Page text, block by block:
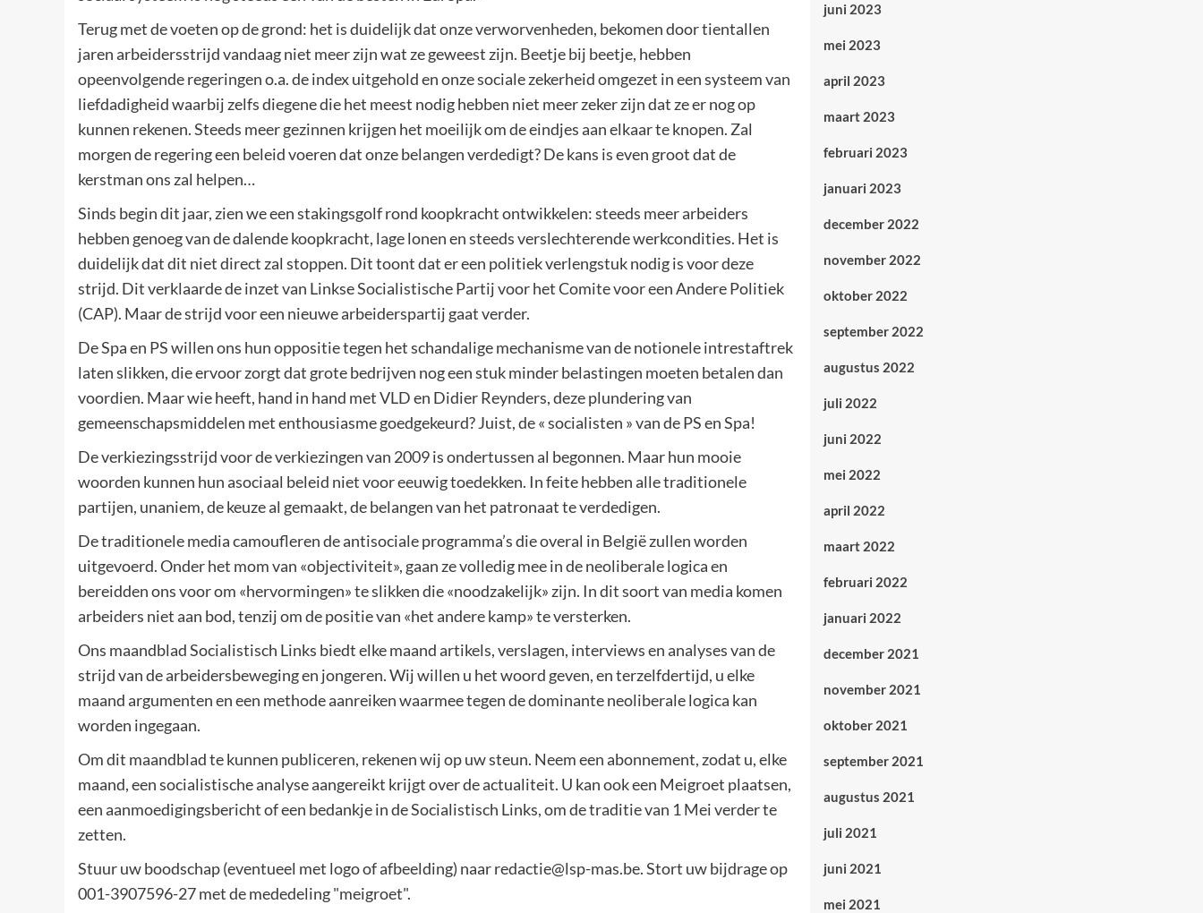
Terug met de voeten op de grond: het is duidelijk dat onze verworvenheden, bekomen door tientallen
jaren arbeidersstrijd vandaag niet meer zijn wat ze geweest zijn. Beetje bij beetje, hebben
opeenvolgende regeringen o.a. de index uitgehold en onze sociale zekerheid omgezet in een systeem van
liefdadigheid waarbij zelfs diegene die het meest nodig hebben niet meer zeker zijn dat ze er nog op
kunnen rekenen. Steeds meer gezinnen krijgen het moeilijk om de eindjes aan elkaar te knopen. Zal
morgen de regering een beleid voeren dat onze belangen verdedigt? De kans is even groot dat de
kerstman ons zal helpen…
Sinds begin dit jaar, zien we een stakingsgolf rond koopkracht ontwikkelen: steeds meer arbeiders
hebben genoeg van de dalende koopkracht, lage lonen en steeds verslechterende werkcondities. Het is
duidelijk dat dit niet direct zal stoppen. Dit toont dat er een politiek verlengstuk nodig is voor deze
strijd. Dit verklaarde de inzet van Linkse Socialistische Partij voor het Comite voor een Andere Politiek
(CAP). Maar de strijd voor een nieuwe arbeiderspartij gaat verder.
De Spa en PS willen ons hun oppositie tegen het schandalige mechanisme van de notionele intrestaftrek
laten slikken, die ervoor zorgt dat grote bedrijven nog een stuk minder belastingen moeten betalen dan
voordien. Maar wie heeft, hand in hand met VLD en Didier Reynders, deze plundering van
gemeenschapsmiddelen met enthousiasme goedgekeurd? Juist, de « socialisten » van de PS en Spa!
De verkiezingsstrijd voor de verkiezingen van 2009 is ondertussen al begonnen. Maar hun mooie
woorden kunnen hun asociaal beleid niet voor eeuwig toedekken. In feite hebben alle traditionele
partijen, unaniem, de keuze al gemaakt, de belangen van het patronaat te verdedigen.
De traditionele media camoufleren de antisociale programma’s die overal in België zullen worden
uitgevoerd. Onder het mom van «objectiviteit», gaan ze volledig mee in de neoliberale logica en
bereidden ons voor om «hervormingen» te slikken die «noodzakelijk» zijn. In dit soort van media komen
arbeiders niet aan bod, tenzij om de positie van «het andere kamp» te versterken.
Ons maandblad Socialistisch Links biedt elke maand artikels, verslagen, interviews en analyses van de
strijd van de arbeidersbeweging en jongeren. Wij willen u het woord geven, en terzelfdertijd, u elke
maand argumenten en een methode aanreiken waarmee tegen de dominante neoliberale logica kan
worden ingegaan.
Om dit maandblad te kunnen publiceren, rekenen wij op uw steun. Neem een abonnement, zodat u, elke
maand, een socialistische analyse aangereikt krijgt over de actualiteit. U kan ook een Meigroet plaatsen,
een aanmoedigingsbericht of een bedankje in de Socialistisch Links, om de traditie van 1 Mei verder te
zetten.
Stuur uw boodschap (eventueel met logo of afbeelding) naar redactie@lsp-mas.be. Stort uw bijdrage op
001-3907596-27 met de mededeling "meigroet".
juni 2023
mei 2023
april 2023
maart 2023
februari 2023
januari 2023
december 2022
november 2022
oktober 2022
september 2022
augustus 2022
juli 2022
juni 2022
mei 2022
april 2022
maart 2022
februari 2022
januari 2022
december 2021
november 2021
oktober 2021
september 2021
augustus 2021
juli 2021
juni 2021
mei 2021